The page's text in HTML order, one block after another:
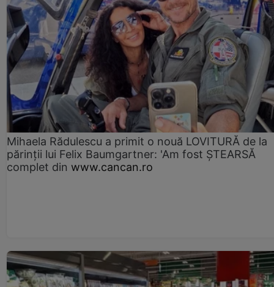
Mihaela Rădulescu a primit o nouă LOVITURĂ de la
părinții lui Felix Baumgartner: 'Am fost ȘTEARSĂ
complet din www.cancan.ro